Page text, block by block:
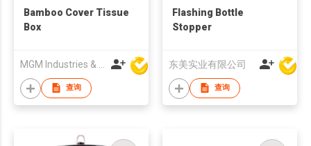
Bamboo Cover Tissue
Box
查询
Flashing Bottle
Stopper
东美实业有限公司
查询